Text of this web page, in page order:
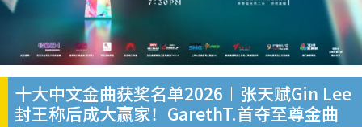
十大中文金曲获奖名单2026︱张天赋Gin Lee
封王称后成大赢家！GarethT.首夺至尊金曲